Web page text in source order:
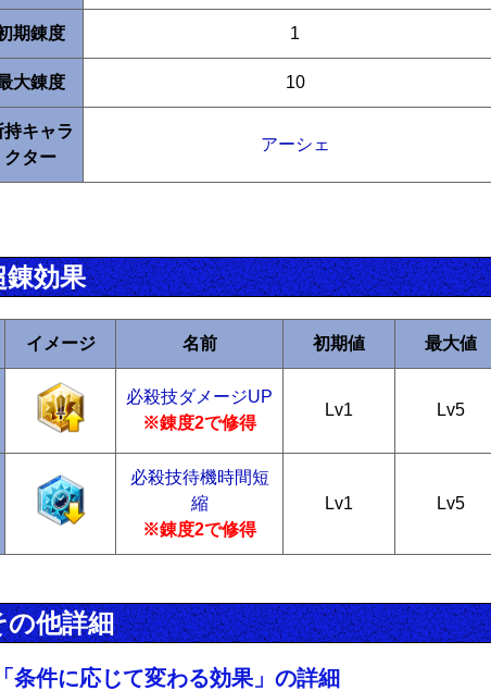
期錬度 1
大錬度 10
持キャラ
クター
アーシェ
錬効果
イメージ 名前 初期値 最大値
必殺技ダメージUP
※錬度2で修得
Lv1 Lv5
必殺技待機時間短
縮
※錬度2で修得
Lv1 Lv5
の他詳細
「条件に応じて変わる効果」の詳細